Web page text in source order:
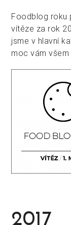
Foodblog roku
vítěze za rok
jsme v hlavní
moc vám všem
2017